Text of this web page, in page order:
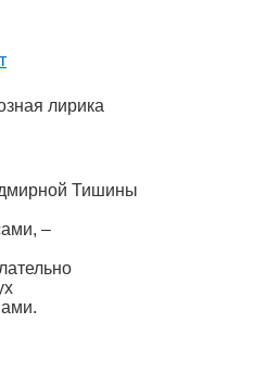
лирика
Тишины
–